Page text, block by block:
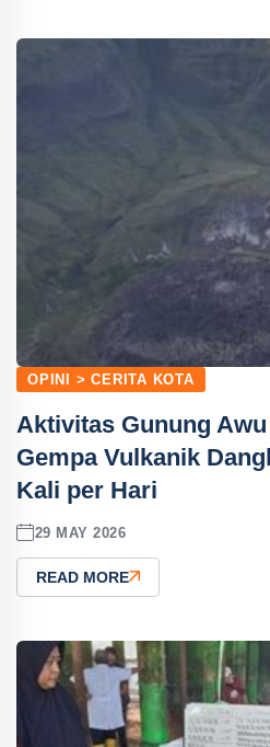
OPINI > CERITA KOTA
Aktivitas Gunung
Gempa Vulkanik
Kali per Hari
29 MAY 2026
READ MORE